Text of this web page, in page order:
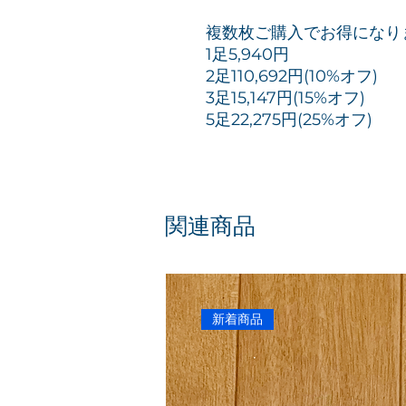
複数枚ご購入でお得になり
1足5,940円
2足110,692円(10%オフ)
3足15,147円(15%オフ)
5足22,275円(25%オフ)
関連商品
新着商品